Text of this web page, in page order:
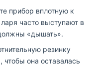
прибор вплотную к
часто выступают в
«дышать».
резинку
она оставалась